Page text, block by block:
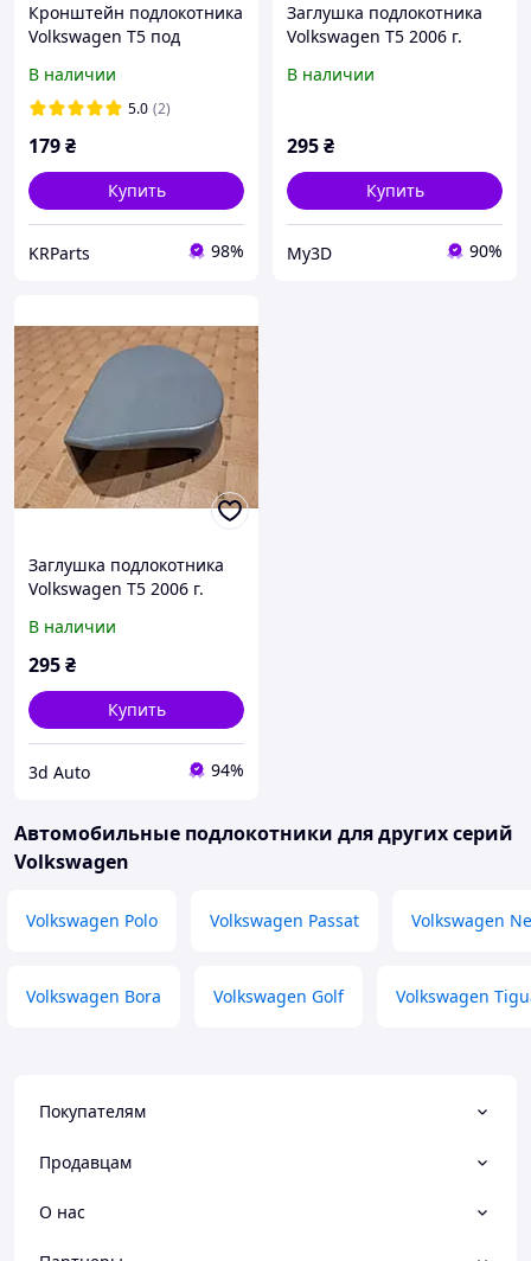
Кронштейн подлокотника
Volkswagen T5 под
В наличии
5.0 (2)
179₴
Купить
KRParts 98%
Заглушка подлокотника
Volkswagen T5 2006 г.
В наличии
295₴
Купить
My3D 90%
Заглушка подлокотника
Volkswagen T5 2006 г.
В наличии
295₴
Купить
3d Auto 94%
Автомобильные подлокотники для других серий
Volkswagen
Volkswagen Polo Volkswagen Passat Volkswagen
Volkswagen Bora Volkswagen Golf Volkswagen
Покупателям
Продавцам
О нас